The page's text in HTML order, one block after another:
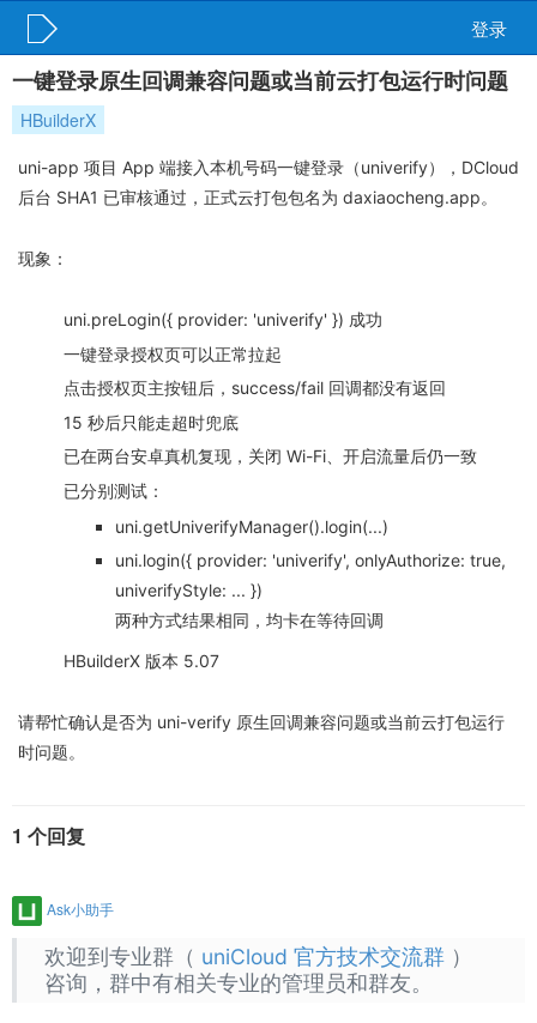
登录
一键登录原生回调兼容问题或当前云打包运行时问题
HBuilderX
uni-app 项目 App 端接入本机号码一键登录（univerify），DCloud
后台 SHA1 已审核通过，正式云打包包名为 daxiaocheng.app。
现象：
uni.preLogin({ provider: 'univerify' }) 成功
一键登录授权页可以正常拉起
点击授权页主按钮后，success/fail 回调都没有返回
15 秒后只能走超时兜底
已在两台安卓真机复现，关闭 Wi-Fi、开启流量后仍一致
已分别测试：
uni.getUniverifyManager().login(...)
uni.login({ provider: 'univerify', onlyAuthorize: true,
univerifyStyle: ... })
两种方式结果相同，均卡在等待回调
HBuilderX 版本 5.07
请帮忙确认是否为 uni-verify 原生回调兼容问题或当前云打包运行
时问题。
1 个回复
Ask小助手
欢迎到专业群（ uniCloud 官方技术交流群）
咨询，群中有相关专业的管理员和群友。